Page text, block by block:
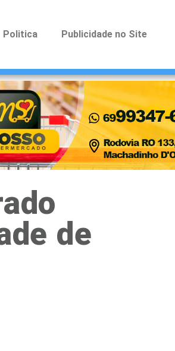
Politica Publicidade no Site
de